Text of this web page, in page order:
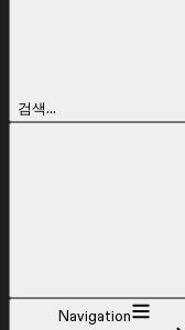
검색...
Navigation